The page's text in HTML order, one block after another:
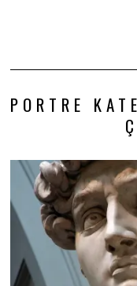
PORTRE